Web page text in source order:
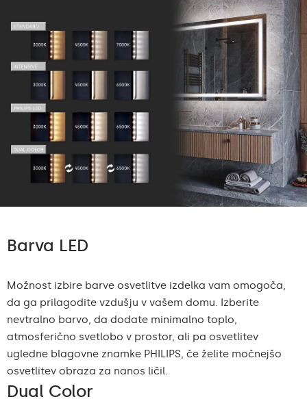
Barva LED
Možnost izbire barve osvetlitve izdelka vam omogoča,
da ga prilagodite vzdušju v vašem domu. Izberite
nevtralno barvo, da dodate minimalno toplo,
atmosferično svetlobo v prostor, ali pa osvetlitev
ugledne blagovne znamke PHILIPS, če želite močnejšo
osvetlitev obraza za nanos ličil.
Dual Color